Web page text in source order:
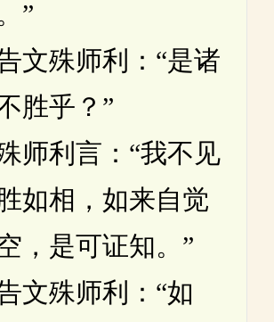
”
殊师利：“是诸
胜乎？”
利言：“我不见
如相，如来自觉
，是可证知。”
殊师利：“如